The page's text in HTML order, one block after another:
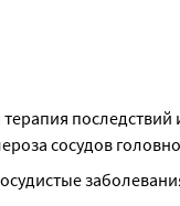
сосудов